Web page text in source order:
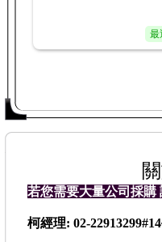
最
若您需要大量公司採購
柯經理: 02-